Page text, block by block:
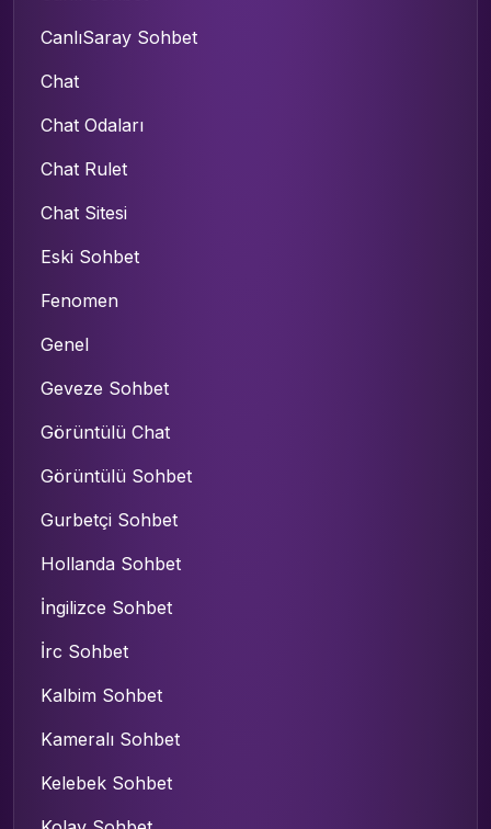
CanlıSaray Sohbet
Chat
Chat Odaları
Chat Rulet
Chat Sitesi
Eski Sohbet
Fenomen
Genel
Geveze Sohbet
Görüntülü Chat
Görüntülü Sohbet
Gurbetçi Sohbet
Hollanda Sohbet
İngilizce Sohbet
İrc Sohbet
Kalbim Sohbet
Kameralı Sohbet
Kelebek Sohbet